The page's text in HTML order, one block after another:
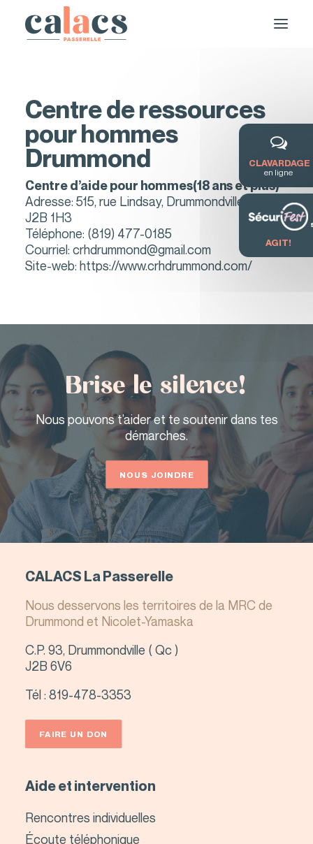
DEMANDE DE SERVICE / FORMATION
QUITTER LE SITE
Centre de ressources
pour hommes
Drummond
Centre d’aide pour hommes(18 ans et plus)
Adresse: 515, rue Lindsay, Drummondville, Qc,
J2B 1H3
Téléphone: (819) 477-0185
Courriel: crhdrummond@gmail.com
Site-web: https://www.crhdrummond.com/
Brise le silence!
Nous pouvons t’aider et te soutenir dans tes
démarches.
NOUS JOINDRE
CALACS La Passerelle
Nous desservons les territoires de la MRC de
Drummond et Nicolet-Yamaska
C.P. 93, Drummondville ( Qc )
J2B 6V6
Tél : 819-478-3353
FAIRE UN DON
Aide et intervention
Rencontres individuelles
Écoute téléphonique
CLAVARDAGE
en ligne
AGIT!